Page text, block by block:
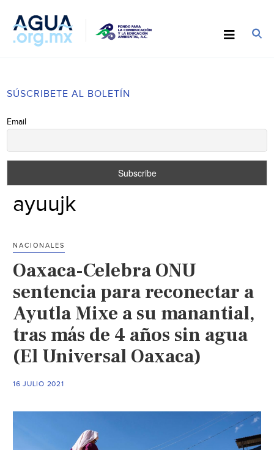
SÚSCRIBETE AL BOLETÍN
Email
ayuujk
NACIONALES
Oaxaca-Celebra ONU
sentencia para reconectar a
Ayutla Mixe a su manantial,
tras más de 4 años sin agua
(El Universal Oaxaca)
16 JULIO 2021